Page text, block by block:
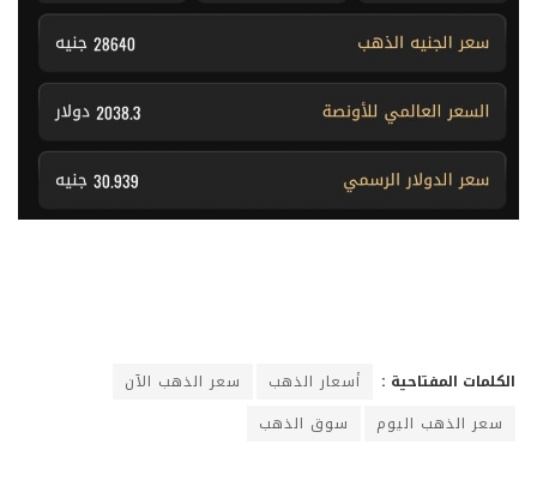
الكلمات المفتاحية : أسعار الذهب
سعر الذهب الآن
سعر الذهب اليوم
سوق الذهب